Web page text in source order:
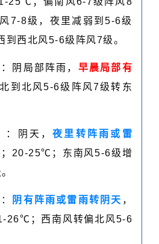
7-8级，夜里减弱到5-6级
到西北风5-6级阵风7级。
： 阴局部阵雨 ， 早晨局部有
到北风5-6级阵风7级转东
：阴天，夜里转阵雨或雷
；20-25℃；东南风5-6级增
： 阴有阵雨或雷雨转阴天 ，
26℃；西南风转偏北风5-6